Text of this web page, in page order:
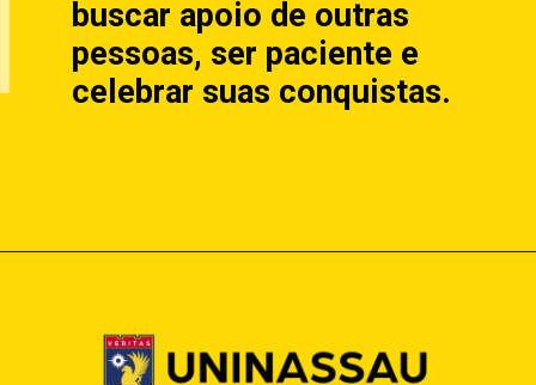
buscar apoio de outras
pessoas, ser paciente e
celebrar suas conquistas.